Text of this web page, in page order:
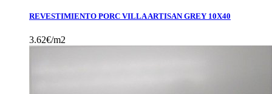
REVESTIMIENTO PORC VILLA ARTISAN GREY 10X40
3.62€/m2